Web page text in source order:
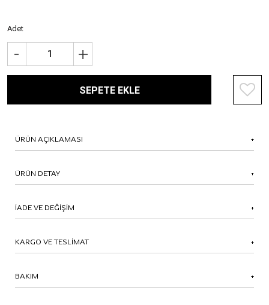
Adet
+
-
SEPETE EKLE
ÜRÜN AÇIKLAMASI
ÜRÜN DETAY
İADE VE DEĞİŞİM
KARGO VE TESLİMAT
BAKIM